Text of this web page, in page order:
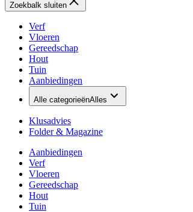
Zoekbalk sluiten
Verf
Vloeren
Gereedschap
Hout
Tuin
Aanbiedingen
Alle categorieënAlles
Klusadvies
Folder & Magazine
Aanbiedingen
Verf
Vloeren
Gereedschap
Hout
Tuin